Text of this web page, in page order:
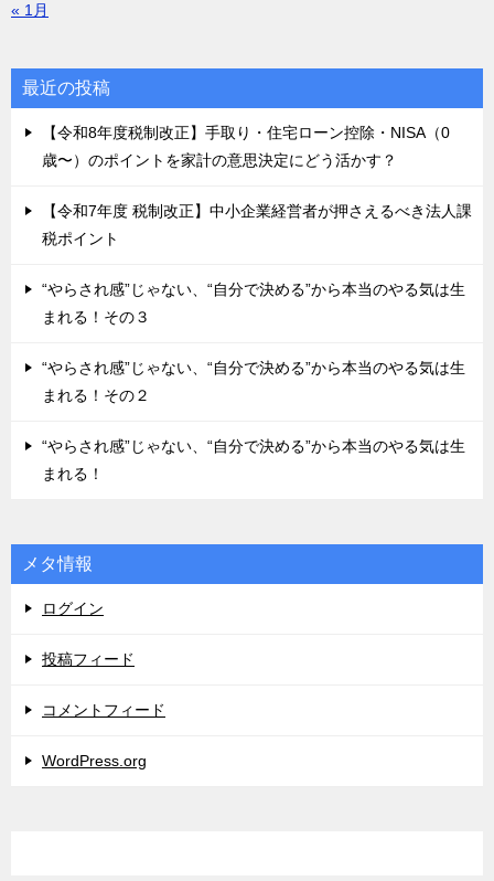
« 1月
最近の投稿
【令和8年度税制改正】手取り・住宅ローン控除・NISA（0
歳〜）のポイントを家計の意思決定にどう活かす？
【令和7年度 税制改正】中小企業経営者が押さえるべき法人課
税ポイント
“やらされ感”じゃない、“自分で決める”から本当のやる気は生
まれる！その３
“やらされ感”じゃない、“自分で決める”から本当のやる気は生
まれる！その２
“やらされ感”じゃない、“自分で決める”から本当のやる気は生
まれる！
メタ情報
ログイン
投稿フィード
コメントフィード
WordPress.org